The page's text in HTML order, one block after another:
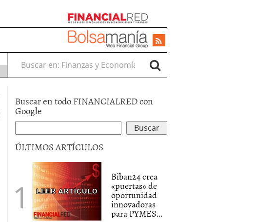
Buscar en:
Buscar en todo FINANCIALRED con
Google
ÚLTIMOS ARTÍCULOS
Biban24 crea
«puertas» de
oportunidad
innovadoras
para PYMES...